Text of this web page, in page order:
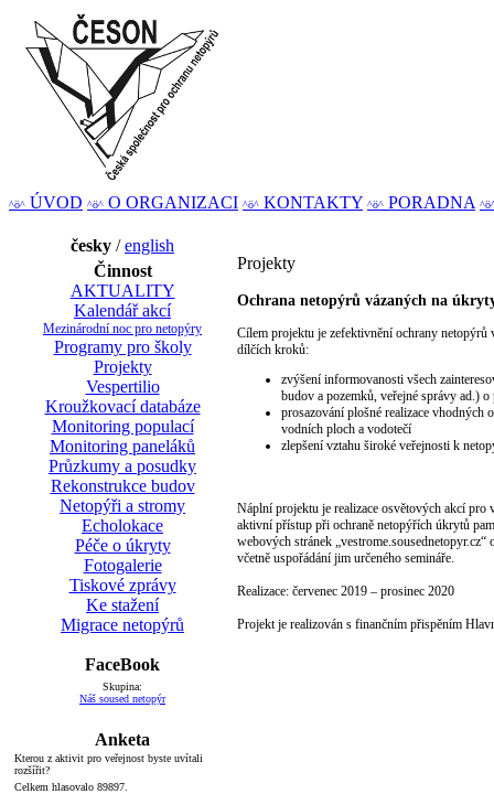
^ö^ ÚVOD ^ö^ O ORGANIZACI ^ö^ KONTAKTY ^ö^ PORADNA
česky /english
Činnost
AKTUALITY
Kalendář akcí
Mezinárodní noc pro netopýry
Programy pro školy
Projekty
Vespertilio
Kroužkovací databáze
Monitoring populací
Monitoring paneláků
Průzkumy a posudky
Rekonstrukce budov
Netopýři a stromy
Echolokace
Péče o úkryty
Fotogalerie
Tiskové zprávy
Ke stažení
Migrace netopýrů
FaceBook
Skupina:
Náš soused netopýr
Anketa
Kterou z aktivit pro veřejnost byste uvítali
rozšířit?
Celkem hlasovalo 89897.
Projekty
Ochrana netopýrů vázaných na
Cílem projektu je zefektivnění ochrany netopýrů
dílčích kroků:
zvýšení informovanosti všech
budov a pozemků, veřejné správy ad.)
prosazování plošné realizace vhodných
vodních ploch a vodotečí
zlepšení vztahu široké veřejnosti k
Náplní projektu je realizace osvětových akcí pro
aktivní přístup při ochraně netopýřích úkrytů
webových stránek
včetně uspořádání jim určeného semináře.
Realizace: červenec 2019 – prosinec 2020
Projekt je realizován s finančním přispěním